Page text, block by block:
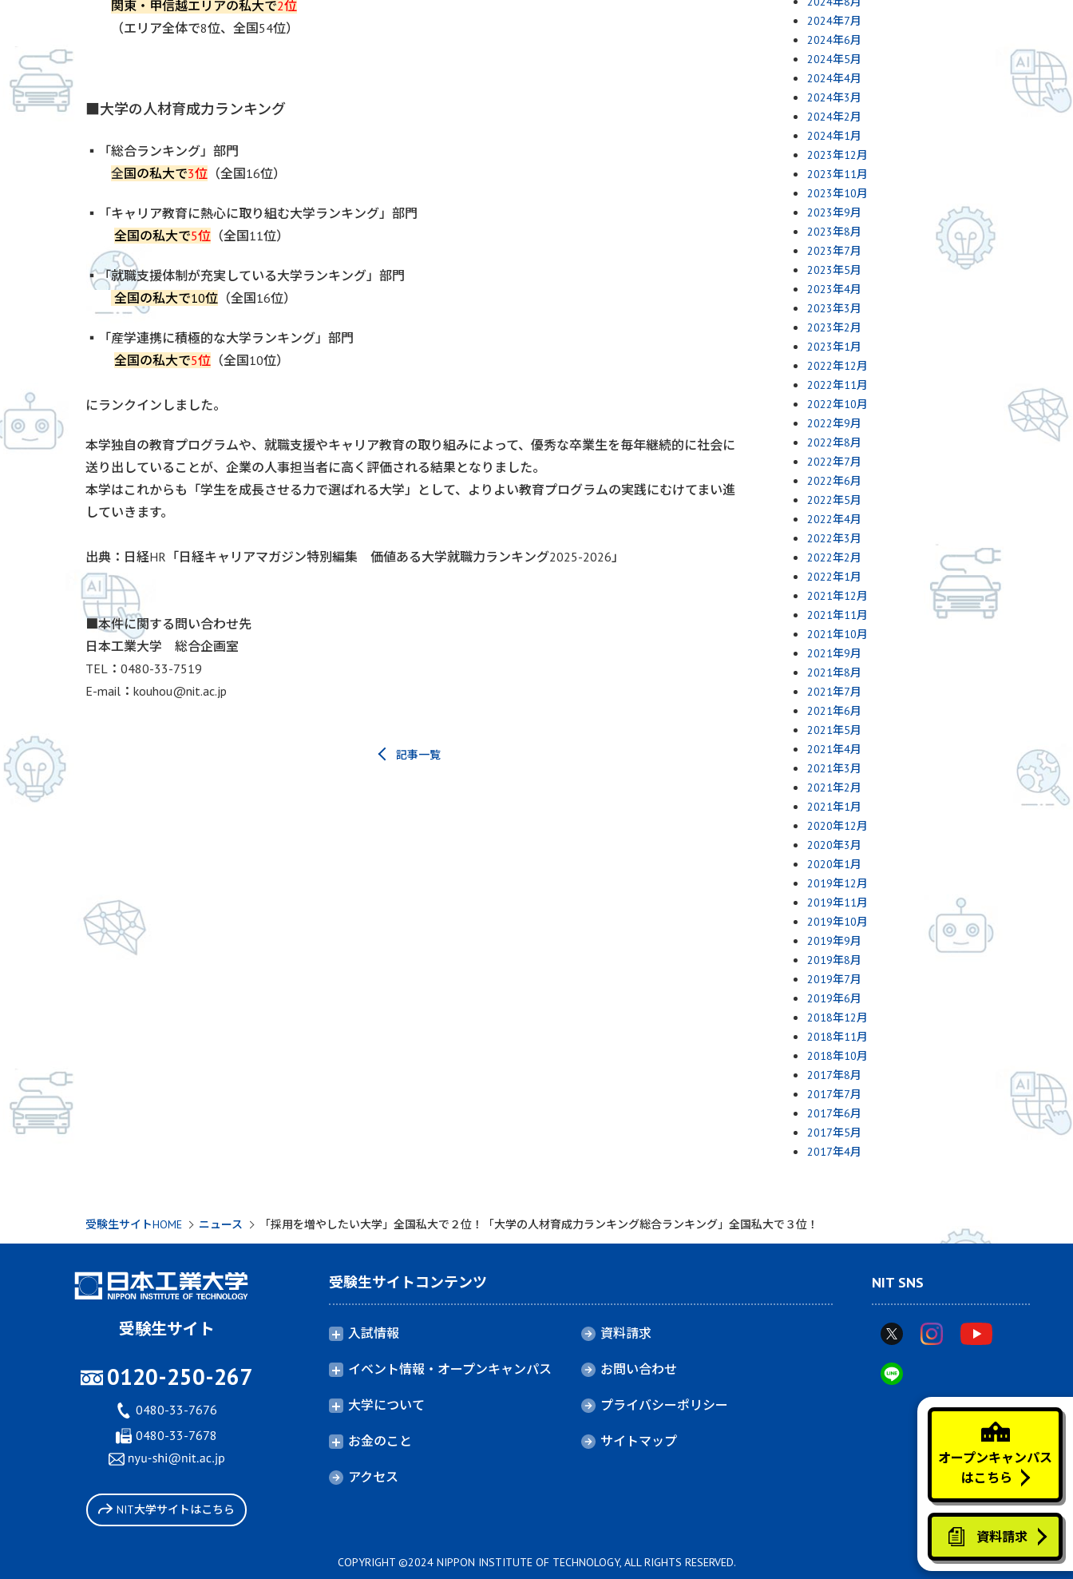
関東・甲信越エリアの私大で2位
（エリア全体で8位、全国54位）
■大学の人材育成力ランキング
▪「総合ランキング」部門
全国の私大で3位 （全国16位）
▪「キャリア教育に熱心に取り組む大学ランキング」部門
全国の私大で5位 （全国11位）
▪「就職支援体制が充実している大学ランキング」部門
全国の私大で10位 （全国16位）
▪「産学連携に積極的な大学ランキング」部門
全国の私大で5位 （全国10位）
にランクインしました。
本学独自の教育プログラムや、就職支援やキャリア教育の取り組みによって、優秀な卒業生を毎年継続的に社会に
送り出していることが、企業の人事担当者に高く評価される結果となりました。
本学はこれからも「学生を成長させる力で選ばれる大学」として、よりよい教育プログラムの実践にむけてまい進
していきます。
出典：日経HR「日経キャリアマガジン特別編集 価値ある大学就職力ランキング2025-2026」
■本件に関する問い合わせ先
日本工業大学 総合企画室
TEL：0480-33-7519
E-mail：kouhou@nit.ac.jp
記事一覧
2024年7月
2024年6月
2024年5月
2024年4月
2024年3月
2024年2月
2024年1月
2023年12月
2023年11月
2023年10月
2023年9月
2023年8月
2023年7月
2023年5月
2023年4月
2023年3月
2023年2月
2023年1月
2022年12月
2022年11月
2022年10月
2022年9月
2022年8月
2022年7月
2022年6月
2022年5月
2022年4月
2022年3月
2022年2月
2022年1月
2021年12月
2021年11月
2021年10月
2021年9月
2021年8月
2021年7月
2021年6月
2021年5月
2021年4月
2021年3月
2021年2月
2021年1月
2020年12月
2020年3月
2020年1月
2019年12月
2019年11月
2019年10月
2019年9月
2019年8月
2019年7月
2019年6月
2018年12月
2018年11月
2018年10月
2017年8月
2017年7月
2017年6月
2017年5月
2017年4月
受験生サイトHOME ニュース 「採用を増やしたい大学」全国私大で２位！「大学の人材育成力ランキング総合ランキング」全国私大で３位！
オープンキャンパス
はこちら
資料請求
受験生サイトコンテンツ
入試情報
イベント情報・オープンキャンパス
大学について
お金のこと
アクセス
資料請求
お問い合わせ
プライバシーポリシー
サイトマップ
NIT SNS
受験生サイト
0120-250-267
0480-33-7676
0480-33-7678
NIT大学サイトはこちら
COPYRIGHT ©2024 NIPPON INSTITUTE OF TECHNOLOGY, ALL RIGHTS RESERVED.